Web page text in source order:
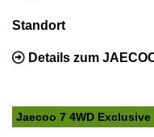
Standort
Details zum
Jaecoo 7 4WD Exclusive